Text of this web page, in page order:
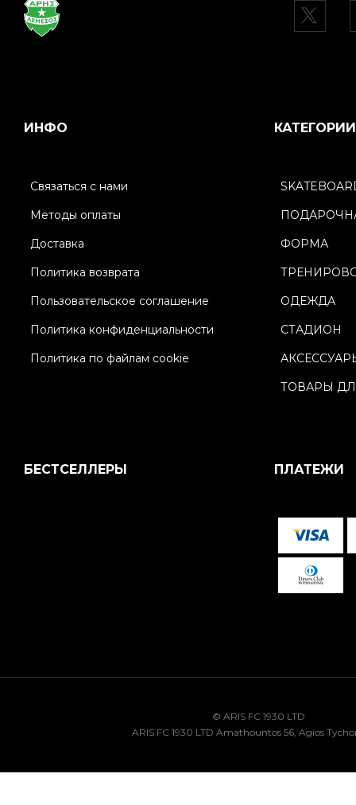
ИНФО
Связаться с нами
Методы оплаты
Доставка
Политика возврата
Пользовательское соглашение
Политика конфиденциальности
Политика по файлам cookie
КАТЕГОРИИ
ФОРМА
ОДЕЖДА
СТАДИОН
ТОВАРЫ
БЕСТСЕЛЛЕРЫ ПЛАТЕЖИ
© ARIS FC 1930 LTD
ARIS FC 1930 LTD Amathountos 56, Agios